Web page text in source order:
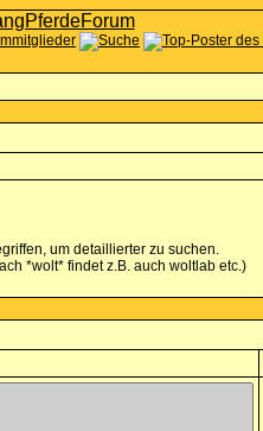
um detaillierter zu suchen.
*wolt* findet z.B. auch woltlab etc.)